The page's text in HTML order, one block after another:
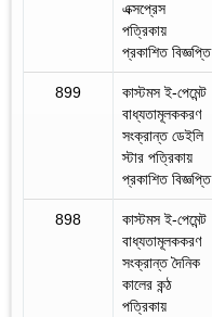
এক্সপ্রেস
পত্রিকায়
প্রকাশিত বিজ্ঞপ্তি
899
কাস্টমস ই-পেমেন্ট
বাধ্যতামূলককরণ
সংক্রান্ত ডেইলি
স্টার পত্রিকায়
প্রকাশিত বিজ্ঞপ্তি
898
কাস্টমস ই-পেমেন্ট
বাধ্যতামূলককরণ
সংক্রান্ত দৈনিক
কালের কন্ঠ
পত্রিকায়